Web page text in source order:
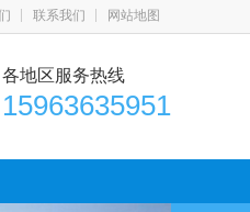
联系我们 网站地图
各地区服务热线
15963635951